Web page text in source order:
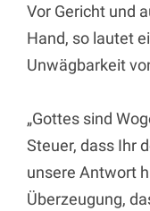
Vor Gericht und
Hand, so lautet
Unwägbarkeit
„Gottes sind
Steuer, dass Ihr
unsere Antwort
Überzeugung,